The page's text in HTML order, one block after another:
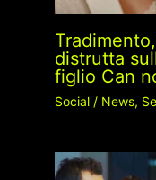
distrutta
figlio Can
Social/ News,